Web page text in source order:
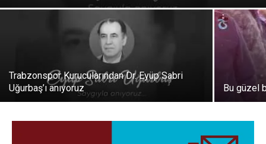
Trabzonspor Kurucularından Dr. Eyüp Sabri
Uğurbaş’ı anıyoruz
Bu güzel